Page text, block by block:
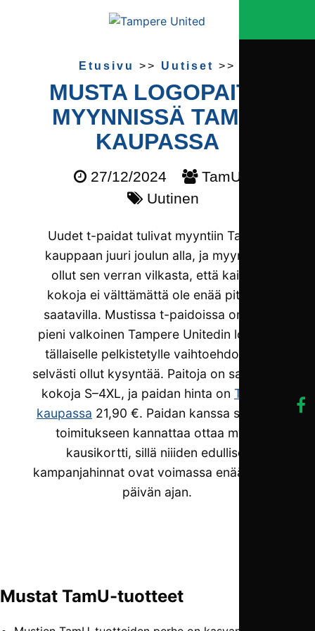
Etusivu >> Uutiset >>
MUSTA LOGOPAITA
MYYNNISSÄ TAMU-
KAUPASSA
27/12/2024
TamU
Uutinen
Uudet t-paidat tulivat myyntiin TamU-
kauppaan juuri joulun alla, ja myynti on
ollut sen verran vilkasta, että kaikkia
kokoja ei välttämättä ole enää pitkään
saatavilla. Mustissa t-paidoissa on vain
pieni valkoinen Tampere Unitedin logo, ja
tällaiselle pelkistetylle vaihtoehdolla on
selvästi ollut kysyntää. Paitoja on saatavilla
kokoja S–4XL, ja paidan hinta on TamU-
kaupassa 21,90 €. Paidan kanssa samaan
toimitukseen kannattaa ottaa myös
kausikortti, sillä niiiden edulliset
kampanjahinnat ovat voimassa enää viiden
päivän ajan.
Mustat TamU-tuotteet